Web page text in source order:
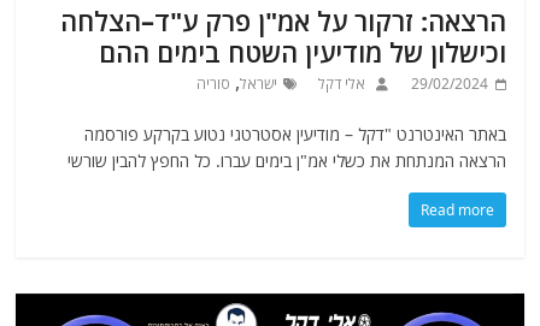
הרצאה: זרקור על אמ"ן פרק ע"ד–הצלחה
וכישלון של מודיעין השטח בימים ההם
29/02/2024 אלי דקל ישראל, סוריה
באתר האינטרנט "דקל – מודיעין אסטרטגי נטוע בקרקע פורסמה
הרצאה המנתחת את כשלי אמ"ן בימים עברו. כל החפץ להבין שורשי
Read more